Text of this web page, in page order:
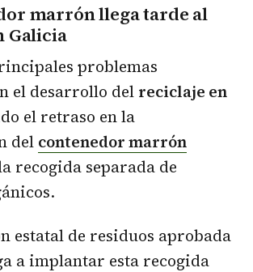
marrón llega tarde al
Galicia
problemas
el desarrollo del reciclaje en
el retraso en la
del contenedor marrón
recogida separada de
estatal de residuos aprobada
a implantar esta recogida